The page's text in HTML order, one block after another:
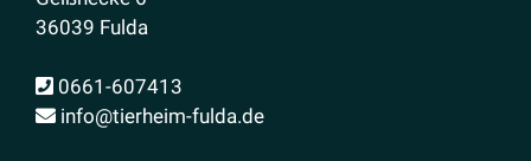
36039 Fulda
0661-607413
info@tierheim-fulda.de